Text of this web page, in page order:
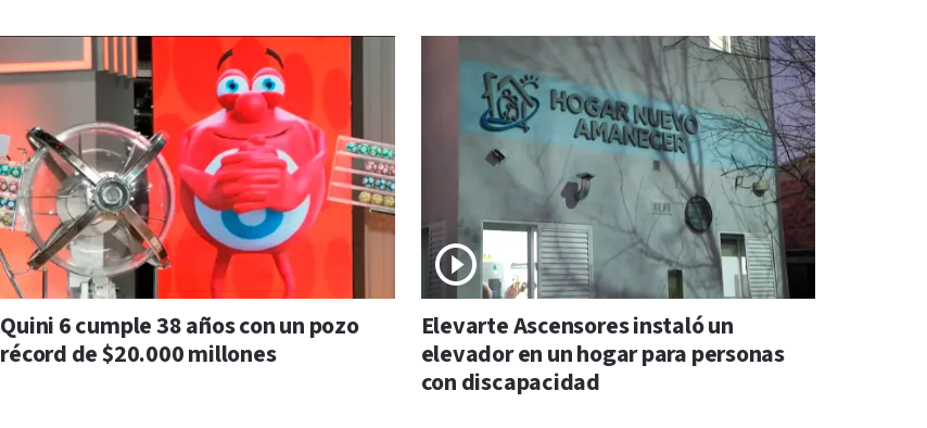
Quini 6 cumple 38 años con un pozo
récord de $20.000 millones
Elevarte Ascensores instaló un
elevador en un hogar para personas
con discapacidad